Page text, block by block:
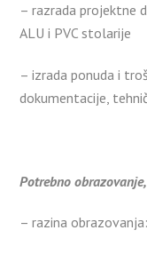
– razrada projektne
ALU i PVC stolarije
– izrada ponuda i
dokumentacije,
Potrebno
– razina